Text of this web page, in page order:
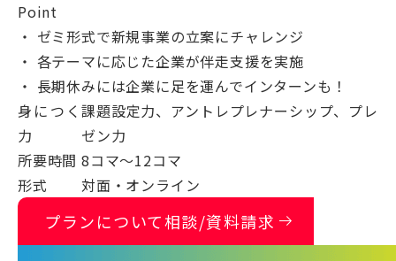
Point
・ ゼミ形式で新規事業の立案にチャレンジ
・ 各テーマに応じた企業が伴走支援を実施
・ 長期休みには企業に足を運んでインターンも！
身につく
力
課題設定力、アントレプレナーシップ、プレ
ゼン力
所要時間 8コマ〜12コマ
形式
対面・オンライン
プランについて相談/資料請求 arrow_right_alt